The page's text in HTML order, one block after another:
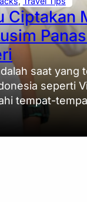
Ciptakan
saat yang
seperti
tempat-